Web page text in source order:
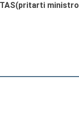
ministro